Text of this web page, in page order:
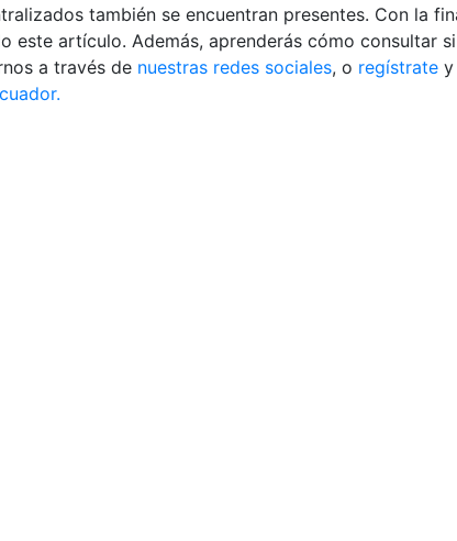
también se encuentran presentes. Con la
artículo. Además, aprenderás cómo consultar
a través de nuestras redes sociales, o regístrate y